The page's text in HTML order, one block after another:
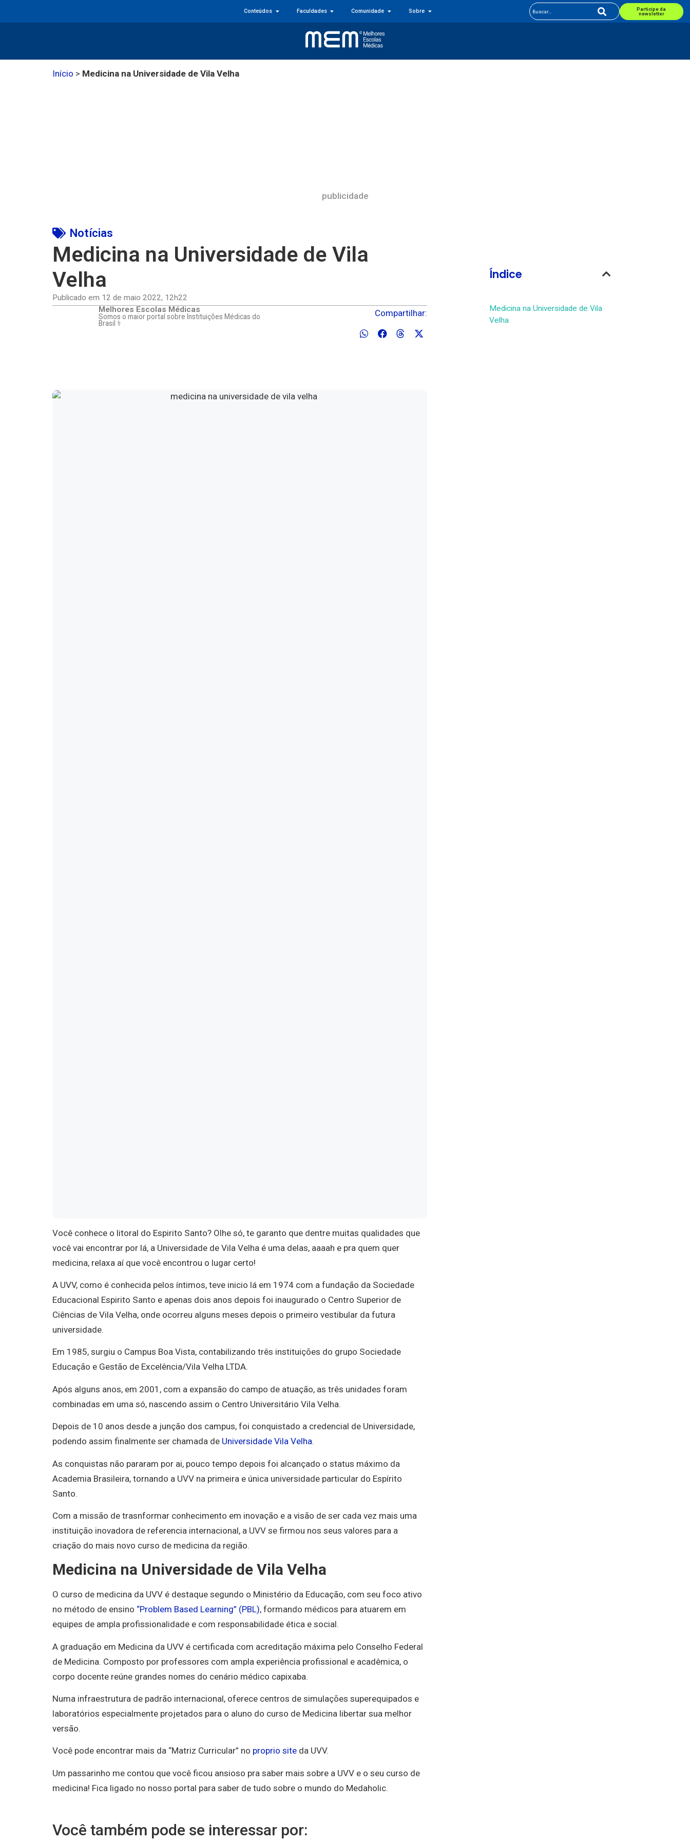
Conteúdos Faculdades Comunidade Sobre
Participe da
newsletter
Início > Medicina na Universidade de Vila Velha
publicidade
Notícias
Medicina na Universidade de Vila
Velha
Publicado em 12 de maio 2022, 12h22
Melhores Escolas Médicas
Somos o maior portal sobre Instituições Médicas do
Brasil ⚕️
Compartilhar:
Você conhece o litoral do Espirito Santo? Olhe só, te garanto que dentre muitas qualidades que
você vai encontrar por lá, a Universidade de Vila Velha é uma delas, aaaah e pra quem quer
medicina, relaxa aí que você encontrou o lugar certo!
A UVV, como é conhecida pelos íntimos, teve inicio lá em 1974 com a fundação da Sociedade
Educacional Espirito Santo e apenas dois anos depois foi inaugurado o Centro Superior de
Ciências de Vila Velha, onde ocorreu alguns meses depois o primeiro vestibular da futura
universidade.
Em 1985, surgiu o Campus Boa Vista, contabilizando três instituições do grupo Sociedade
Educação e Gestão de Excelência/Vila Velha LTDA.
Após alguns anos, em 2001, com a expansão do campo de atuação, as três unidades foram
combinadas em uma só, nascendo assim o Centro Universitário Vila Velha.
Depois de 10 anos desde a junção dos campus, foi conquistado a credencial de Universidade,
podendo assim finalmente ser chamada de Universidade Vila Velha.
As conquistas não pararam por ai, pouco tempo depois foi alcançado o status máximo da
Academia Brasileira, tornando a UVV na primeira e única universidade particular do Espírito
Santo.
Com a missão de trasnformar conhecimento em inovação e a visão de ser cada vez mais uma
instituição inovadora de referencia internacional, a UVV se firmou nos seus valores para a
criação do mais novo curso de medicina da região.
Medicina na Universidade de Vila Velha
O curso de medicina da UVV é destaque segundo o Ministério da Educação, com seu foco ativo
no método de ensino “Problem Based Learning” (PBL), formando médicos para atuarem em
equipes de ampla profissionalidade e com responsabilidade ética e social.
A graduação em Medicina da UVV é certificada com acreditação máxima pelo Conselho Federal
de Medicina. Composto por professores com ampla experiência profissional e acadêmica, o
corpo docente reúne grandes nomes do cenário médico capixaba.
Numa infraestrutura de padrão internacional, oferece centros de simulações superequipados e
laboratórios especialmente projetados para o aluno do curso de Medicina libertar sua melhor
versão.
Você pode encontrar mais da “Matriz Curricular” no proprio site da UVV.
Um passarinho me contou que você ficou ansioso pra saber mais sobre a UVV e o seu curso de
medicina! Fica ligado no nosso portal para saber de tudo sobre o mundo do Medaholic.
Índice
Medicina na Universidade de Vila
Velha
Você também pode se interessar por: